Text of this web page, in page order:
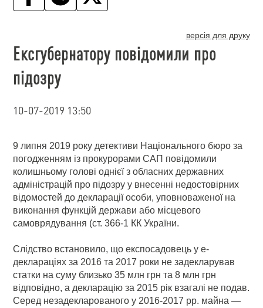
версія для друку
Ексгубернатору повідомили про
підозру
10-07-2019 13:50
9 липня 2019 року детективи Національного бюро за
погодженням із прокурорами САП повідомили
колишньому голові однієї з обласних державних
адміністрацій про підозру у внесенні недостовірних
відомостей до декларації особи, уповноваженої на
виконання функцій держави або місцевого
самоврядування (ст. 366-1 КК України.
Слідство встановило, що експосадовець у е-
деклараціях за 2016 та 2017 роки не задекларував
статки на суму близько 35 млн грн та 8 млн грн
відповідно, а декларацію за 2015 рік взагалі не подав.
Серед незадекларованого у 2016-2017 рр. майна —